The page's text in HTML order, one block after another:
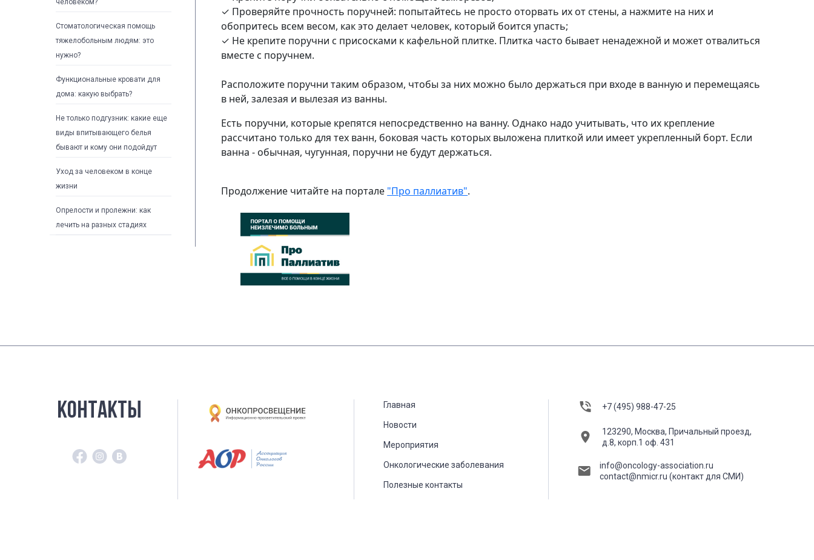
человеком?
Стоматологическая помощь
тяжелобольным людям: это
нужно?
Функциональные кровати для
дома: какую выбрать?
Не только подгузник: какие еще
виды впитывающего белья
бывают и кому они подойдут
Уход за человеком в конце
жизни
Опрелости и пролежни: как
лечить на разных стадиях
✓ Проверяйте прочность поручней: попытайтесь не просто оторвать их от стены, а нажмите на них и
обопритесь всем весом, как это делает человек, который боится упасть;
✓ Не крепите поручни с присосками к кафельной плитке. Плитка часто бывает ненадежной и может отвалиться
вместе с поручнем.
Расположите поручни таким образом, чтобы за них можно было держаться при входе в ванную и перемещаясь
в ней, залезая и вылезая из ванны.
Есть поручни, которые крепятся непосредственно на ванну. Однако надо учитывать, что их крепление
рассчитано только для тех ванн, боковая часть которых выложена плиткой или имеет укрепленный борт. Если
ванна - обычная, чугунная, поручни не будут держаться.
Продолжение читайте на портале "Про паллиатив".
КОНТАКТЫ Главная
Новости
Мероприятия
Онкологические заболевания
Полезные контакты
+7 (495) 988-47-25
123290, Москва, Причальный проезд,
д.8, корп.1 оф. 431
info@oncology-association.ru
contact@nmicr.ru(контакт для СМИ)